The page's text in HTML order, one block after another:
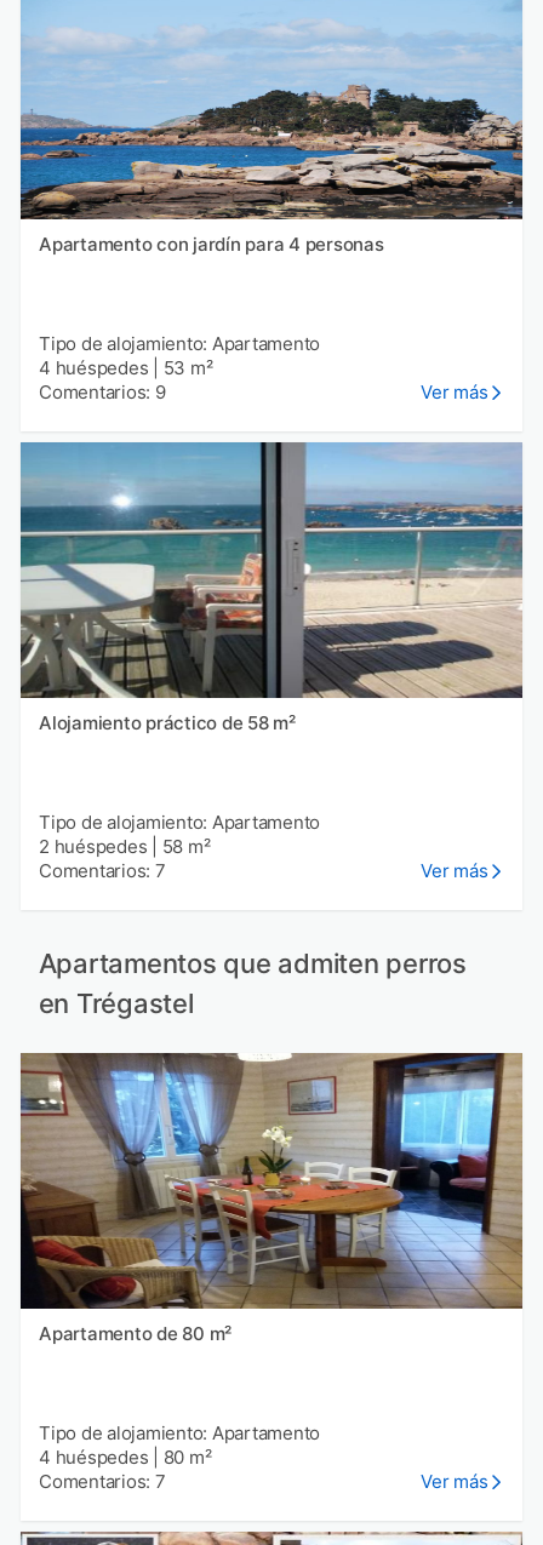
Apartamento con jardín para 4 personas
Tipo de alojamiento: Apartamento
4 huéspedes
53 m²
Comentarios: 9
Ver más
Alojamiento práctico de 58 m²
Tipo de alojamiento: Apartamento
2 huéspedes
58 m²
Comentarios: 7
Ver más
Apartamentos que admiten perros
en Trégastel
Apartamento de 80 m²
Tipo de alojamiento: Apartamento
4 huéspedes
80 m²
Comentarios: 7
Ver más